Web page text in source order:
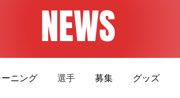
NEWS
ーニング 選手 募集 グッズ